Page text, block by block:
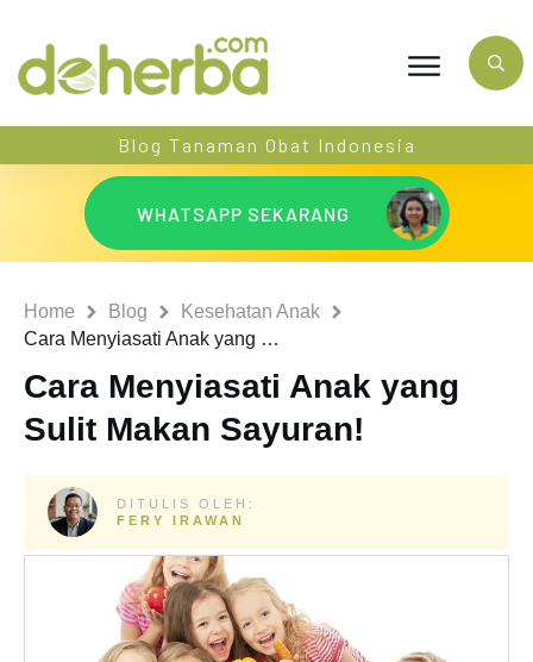
Blog Tanaman Obat Indonesia
WHATSAPP SEKARANG
Home Blog
Kesehatan Anak
Cara Menyiasati Anak yang Sulit Makan Sayuran!
Cara Menyiasati Anak yang
Sulit Makan Sayuran!
DITULIS OLEH:
FERY IRAWAN